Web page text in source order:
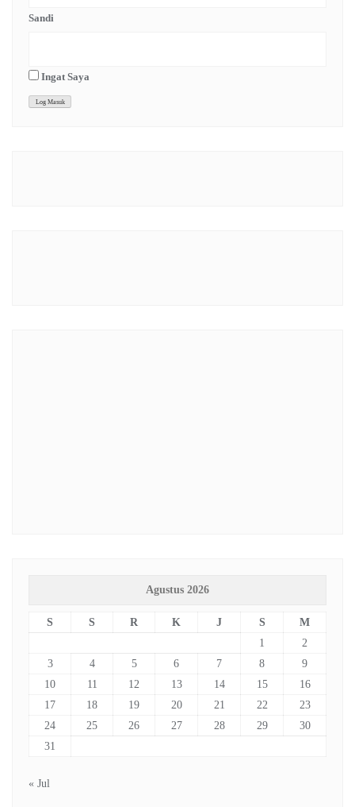
Sandi
Ingat Saya
Agustus 2026
S S R K J S
M
1
2
3
4 5 6 7 8
9
10
11 12 13 14 15
16
17
18 19 20 21 22
23
24
25 26 27 28 29
30
31
« Jul